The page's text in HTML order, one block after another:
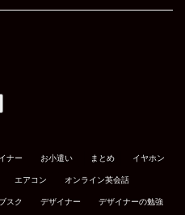
ナー お小遣い まとめ イヤホン
エアコン オンライン英会話
スク デザイナー デザイナーの勉強